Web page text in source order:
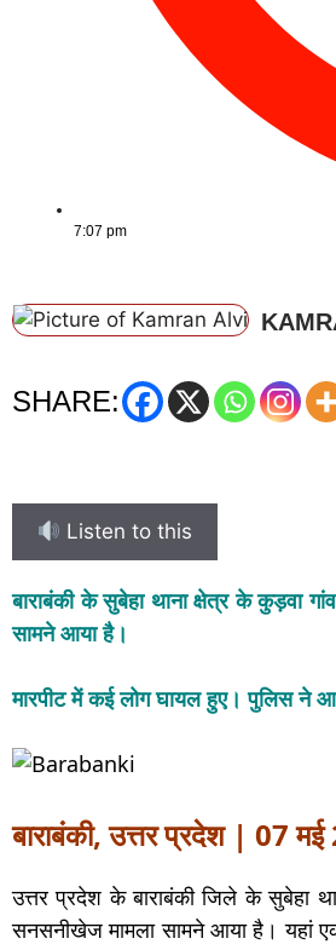
7:07 pm
SHARE:
Listen to this
बाराबंकी के सुबेहा थाना क्षेत्र के कुड़वा
सामने आया है।
मारपीट में कई लोग घायल हुए। पुलिस ने
बाराबंकी, उत्तर प्रदेश | 07
उत्तर प्रदेश के बाराबंकी जिले के सुबेहा
सनसनीखेज मामला सामने आया है। यहां